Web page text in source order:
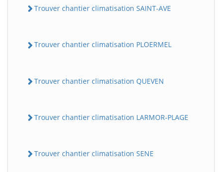
Trouver chantier climatisation SAINT-AVE
Trouver chantier climatisation PLOERMEL
Trouver chantier climatisation QUEVEN
Trouver chantier climatisation LARMOR-PLAGE
Trouver chantier climatisation SENE